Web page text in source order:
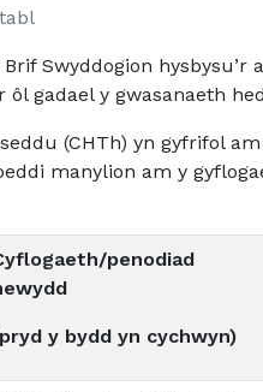
Swyddogion hysbysu’r
gadael y gwasanaeth
(CHTh) yn gyfrifol
manylion am y
penodiad
y bydd yn cychwyn)